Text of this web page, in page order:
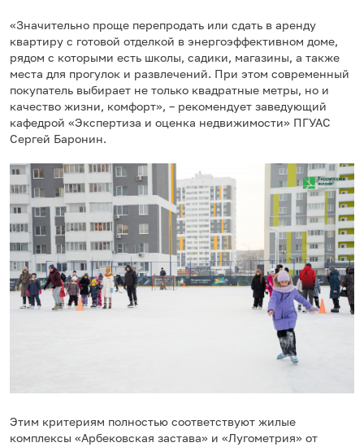
«Значительно проще перепродать или сдать в аренду
квартиру с готовой отделкой в энергоэффективном доме,
рядом с которыми есть школы, садики, магазины, а также
места для прогулок и развлечений. При этом современный
покупатель выбирает не только квадратные метры, но и
качество жизни, комфорт», – рекомендует заведующий
кафедрой «Экспертиза и оценка недвижимости» ПГУАС
Сергей Баронин.
Этим критериям полностью соответствуют жилые
комплексы «Арбековская застава» и «Лугометрия» от